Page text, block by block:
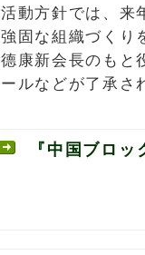
活動方針では、来
強固な組織づくり
德康新会長のもと
ールなどが了承さ
『中国ブロ